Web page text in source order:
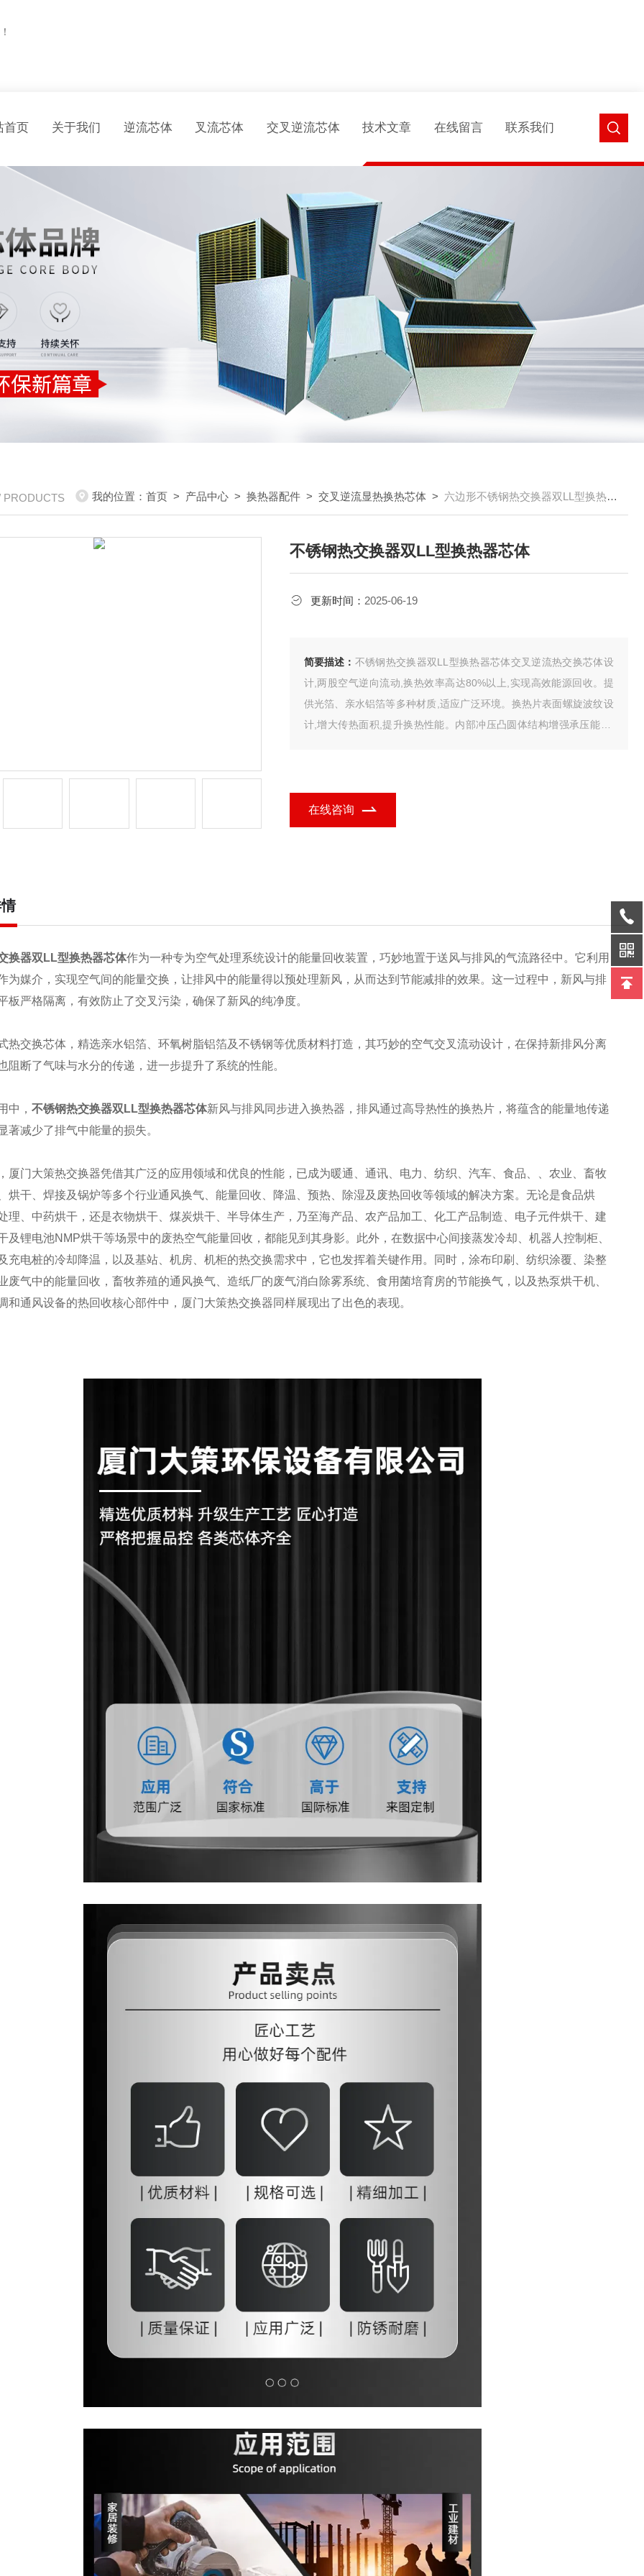
首页 关于我们 逆流芯体 叉流芯体 交叉逆流芯体 技术文章 在线留言 联系我们
PRODUCTS 我的位置：首页 > 产品中心 >换热器配件 >交叉逆流显热换热芯体 > 六边形不锈钢热交换器双LL型换热器芯体
不锈钢热交换器双LL型换热器芯体
更新时间： 2025-06-19
简要描述： 不锈钢热交换器双LL型换热器芯体交叉逆流热交换芯体设
计,两股空气逆向流动,换热效率高达80%以上,实现高效能源回收。提
供光箔、亲水铝箔等多种材质,适应广泛环境。换热片表面螺旋波纹设
计,增大传热面积,提升换热性能。内部冲压凸圆体结构增强承压能力,
在线咨询
换器双LL型换热器芯体作为一种专为空气处理系统设计的能量回收装置，巧妙地置于送风与排风的气流路径中。它利用
为媒介，实现空气间的能量交换，让排风中的能量得以预处理新风，从而达到节能减排的效果。这一过程中，新风与排
板严格隔离，有效防止了交叉污染，确保了新风的纯净度。
热交换芯体，精选亲水铝箔、环氧树脂铝箔及不锈钢等优质材料打造，其巧妙的空气交叉流动设计，在保持新排风分离
阻断了气味与水分的传递，进一步提升了系统的性能。
中， 不锈钢热交换器双LL型换热器芯体新风与排风同步进入换热器，排风通过高导热性的换热片，将蕴含的能量地传递
著减少了排气中能量的损失。
厦门大策热交换器凭借其广泛的应用领域和优良的性能，已成为暖通、通讯、电力、纺织、汽车、食品、、农业、畜牧
烘干、焊接及锅炉等多个行业通风换气、能量回收、降温、预热、除湿及废热回收等领域的解决方案。无论是食品烘
理、中药烘干，还是衣物烘干、煤炭烘干、半导体生产，乃至海产品、农产品加工、化工产品制造、电子元件烘干、建
及锂电池NMP烘干等场景中的废热空气能量回收，都能见到其身影。此外，在数据中心间接蒸发冷却、机器人控制柜、
充电桩的冷却降温，以及基站、机房、机柜的热交换需求中，它也发挥着关键作用。同时，涂布印刷、纺织涂覆、染整
废气中的能量回收，畜牧养殖的通风换气、造纸厂的废气消白除雾系统、食用菌培育房的节能换气，以及热泵烘干机、
和通风设备的热回收核心部件中，厦门大策热交换器同样展现出了出色的表现。